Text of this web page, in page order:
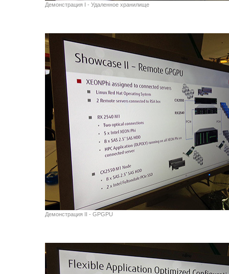
Демонстрация I - Удаленное хранилище
Демонстрация II - GPGPU